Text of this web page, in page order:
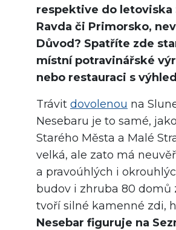
respektive do letoviska
Ravda či Primorsko,
Důvod? Spatříte zde
místní potravinářské
nebo restauraci s
Trávit dovolenou na
Nesebaru je to samé,
Starého Města a Malé
velká, ale zato má
a pravoúhlých i
budov i zhruba 80 domů
tvoří silné kamenné zdi,
Nesebar figuruje na